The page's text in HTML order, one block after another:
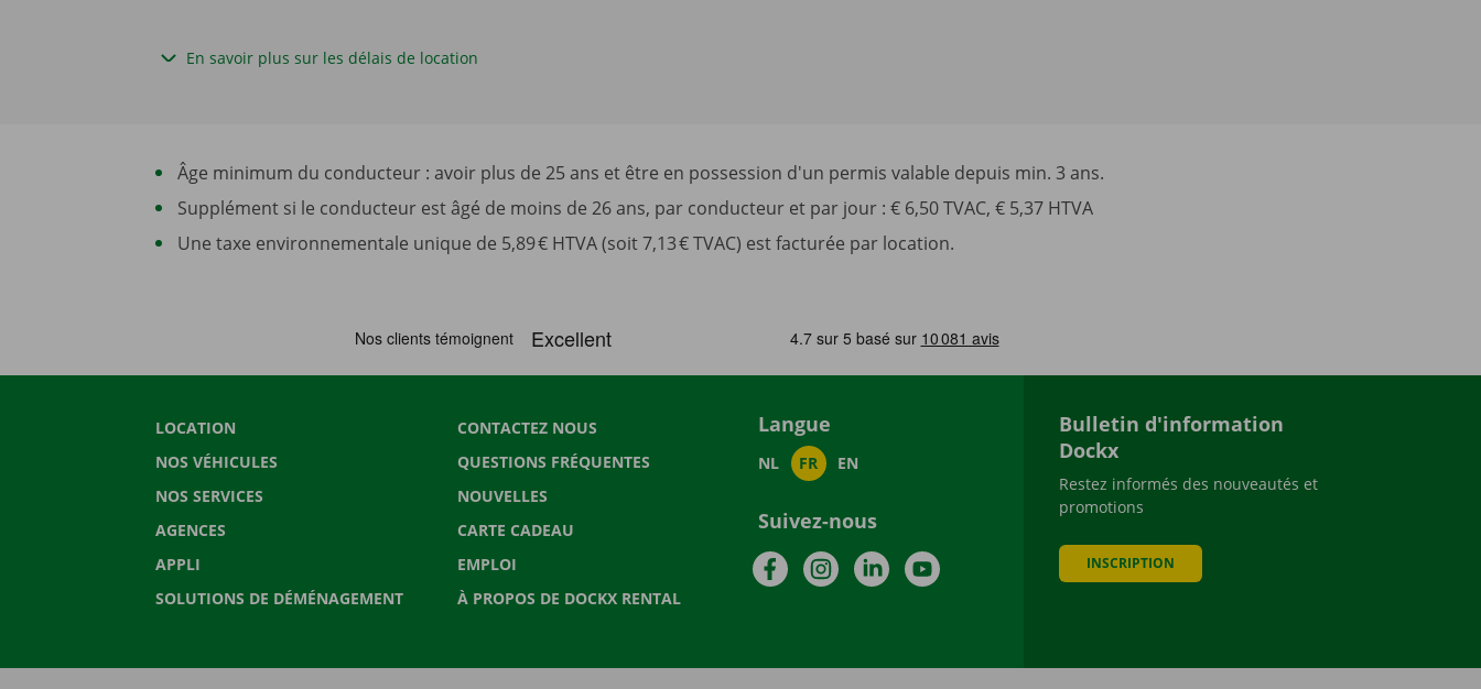
En savoir plus sur les délais de location
Âge minimum du conducteur : avoir plus de 25 ans et être en possession d'un permis valable depuis min. 3 ans.
Supplément si le conducteur est âgé de moins de 26 ans, par conducteur et par jour : € 6,50 TVAC, € 5,37 HTVA
Une taxe environnementale unique de 5,89 € HTVA (soit 7,13 € TVAC) est facturée par location.
LOCATION
NOS VÉHICULES
NOS SERVICES
AGENCES
APPLI
SOLUTIONS DE DÉMÉNAGEMENT
CONTACTEZ NOUS
QUESTIONS FRÉQUENTES
NOUVELLES
CARTE CADEAU
EMPLOI
À PROPOS DE DOCKX RENTAL
Langue
NL FR EN
Suivez-nous
FacebookInstagramLinkedInYouTube
Bulletin d'information
Dockx
Restez informés des nouveautés et
promotions
INSCRIPTION